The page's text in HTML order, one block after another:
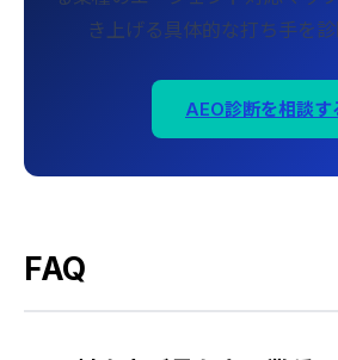
き上げる具体的な打ち手を診
AEO診断を相談す
FAQ